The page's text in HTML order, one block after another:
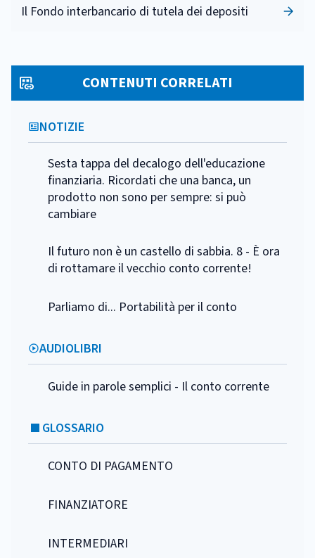
Il Fondo interbancario di tutela dei depositi
CONTENUTI CORRELATI
NOTIZIE
Sesta tappa del decalogo dell'educazione
finanziaria. Ricordati che una banca, un
prodotto non sono per sempre: si può
cambiare
Il futuro non è un castello di sabbia. 8 - È ora
di rottamare il vecchio conto corrente!
Parliamo di... Portabilità per il conto
AUDIOLIBRI
Guide in parole semplici - Il conto corrente
GLOSSARIO
CONTO DI PAGAMENTO
FINANZIATORE
INTERMEDIARI